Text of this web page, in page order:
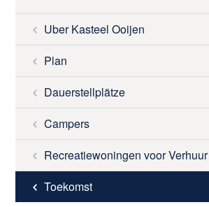
UMGEBUNG
TARIFE
NACHRICHTEN
RESERVIEREN
Uber Kasteel Ooijen
Plan
Dauerstellplätze
Campers
Recreatiewoningen voor Verhuur
Toekomst